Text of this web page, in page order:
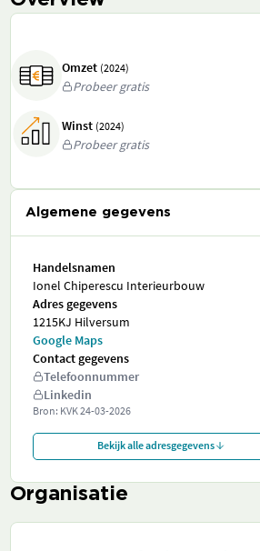
Omzet (2024)
Probeer gratis
Winst (2024)
Probeer gratis
Algemene gegevens
Handelsnamen
Ionel Chiperescu Interieurbouw
Adres gegevens
1215KJ Hilversum
Google Maps
Contact gegevens
Telefoonnummer
Linkedin
Bron: KVK24-03-2026
Bekijk alle adresgegevens
Organisatie